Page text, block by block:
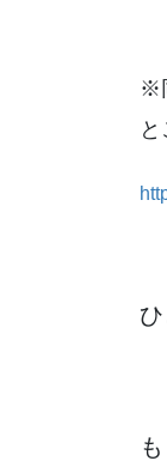
※
と